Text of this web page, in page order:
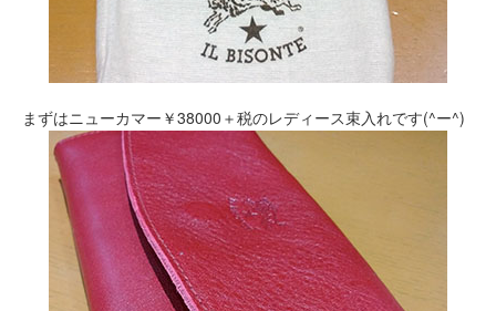
まずはニューカマー￥38000＋税のレディース束入れです(^ー^)